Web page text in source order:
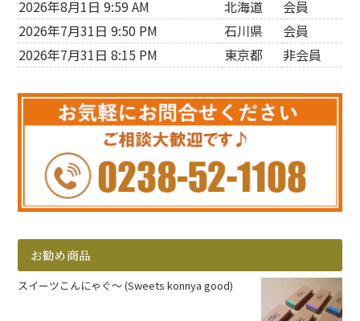
2026年8月1日 9:59 AM
北海道
会員
2026年7月31日 9:50 PM
石川県
会員
2026年7月31日 8:15 PM
東京都 非会員
お勧め商品
スイーツこんにゃぐ～ (Sweets konnya good)